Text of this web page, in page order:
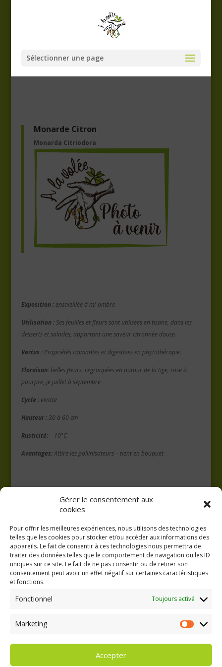
Gérer le consentement aux
cookies
Pour offrir les meilleures expériences, nous utilisons des technologies
telles que les cookies pour stocker et/ou accéder aux informations des
appareils. Le fait de consentir à ces technologies nous permettra de
traiter des données telles que le comportement de navigation ou les ID
uniques sur ce site. Le fait de ne pas consentir ou de retirer son
consentement peut avoir un effet négatif sur certaines caractéristiques
et fonctions.
Fonctionnel Toujours activé
Marketing Marketing
Accepter
Sélectionner une page
Monarde Citron
Monarda Citriodora
Exposition :ensoleillée à mi-ombre
Utilisation : Ses feuilles et fleurs sont utilisées en tisane, dans les
desserts et salades, apportant une saveur citronnée douce.
Vertus : Propriétés calmantes et digestives en phytothérapie.
Floraison:belles fleurs, regroupées en autour de la tige, rose à
pourpre, je juillet à septembre
Cycle : vivace
Hauteur :30 à 60 cm
Rusticité: – 10°C
Avantages:Attire les pollinisateurs – tient en bouquet
GAEC A la volée
Kergreach - Loperhet
06 65 62 84 25